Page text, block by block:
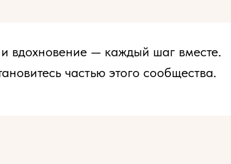
вдохновение — каждый шаг вместе.
частью этого сообщества.